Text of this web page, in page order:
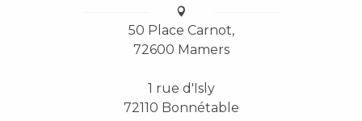
50 Place Carnot,
72600 Mamers
1 rue d'Isly
72110 Bonnétable